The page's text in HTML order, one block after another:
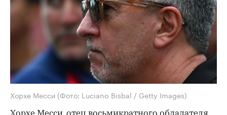
Хорхе Месси (Фото: Luciano Bisbal / Getty Images)